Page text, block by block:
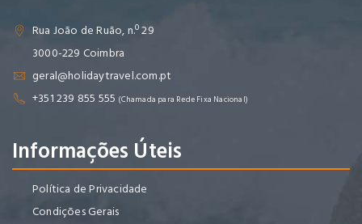
Rua João de Ruão, n.º 29
3000-229 Coimbra
geral@holidaytravel.com.pt
+351 239 855 555 (Chamada para Rede Fixa Nacional)
Informações Úteis
Política de Privacidade
Condições Gerais